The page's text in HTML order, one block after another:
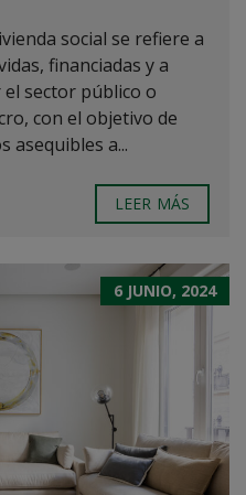
social se refiere a
financiadas y a
sector público o
con el objetivo de
asequibles a...
LEER MÁS
6 JUNIO, 2024